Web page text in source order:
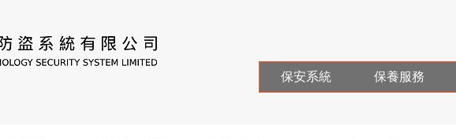
保安系統 保養服務